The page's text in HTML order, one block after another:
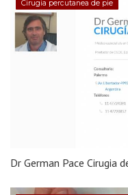
Cirugia percutanea de pie
Dr German Pace Cirugia